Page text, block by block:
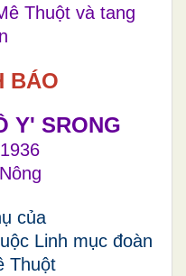
Thuột và tang
BÁO
Y' SRONG
của
Linh mục đoàn
Thuột